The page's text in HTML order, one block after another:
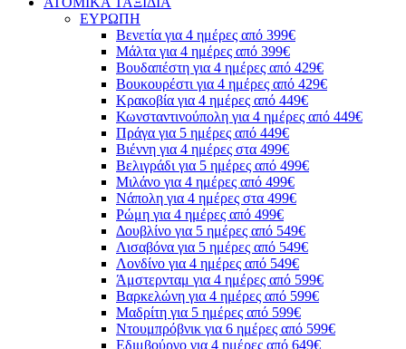
ΕΥΡΩΠΗ
Βενετία για 4 ημέρες από 399€
Μάλτα για 4 ημέρες από 399€
Βουδαπέστη για 4 ημέρες από 429€
Βουκουρέστι για 4 ημέρες από 429€
Κρακοβία για 4 ημέρες από 449€
Κωνσταντινούπολη για 4 ημέρες από 449€
Πράγα για 5 ημέρες από 449€
Βιέννη για 4 ημέρες στα 499€
Βελιγράδι για 5 ημέρες από 499€
Μιλάνο για 4 ημέρες από 499€
Νάπολη για 4 ημέρες στα 499€
Ρώμη για 4 ημέρες από 499€
Δουβλίνο για 5 ημέρες από 549€
Λισαβόνα για 5 ημέρες από 549€
Λονδίνο για 4 ημέρες από 549€
Άμστερνταμ για 4 ημέρες από 599€
Βαρκελώνη για 4 ημέρες από 599€
Μαδρίτη για 5 ημέρες από 599€
Ντουμπρόβνικ για 6 ημέρες από 599€
Εδιμβούργο για 4 ημέρες από 649€